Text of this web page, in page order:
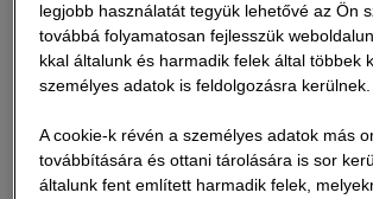
módosulhat, eltávolítható vagy bármilyen
módosítható. Ebben az értelemben,
weboldal tisztán tájékoztató jellegére,
minden felelősséget azokért a károkért,
bármilyen okból - a weboldalunkon
használatával kapcsolatban keletkeztek.
legjobb használatát tegyük lehetővé az Ön
továbbá folyamatosan fejlesszük
kkal általunk és harmadik felek által többek
személyes adatok is feldolgozásra kerülnek.
A cookie-k révén a személyes adatok más
továbbítására és ottani tárolására is sor
általunk fent említett harmadik felek,